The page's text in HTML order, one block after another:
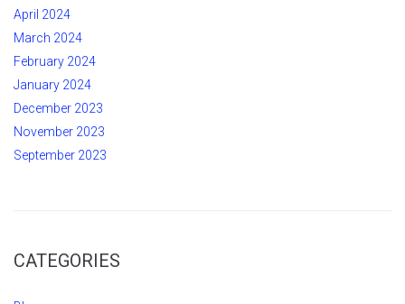
April 2024
March 2024
February 2024
January 2024
December 2023
November 2023
September 2023
CATEGORIES